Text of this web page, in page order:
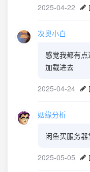
2025-04-22
次奥小白
感觉我都有
加载进去
2025-04-24
姻缘分析
闲鱼买服务
2025-05-05